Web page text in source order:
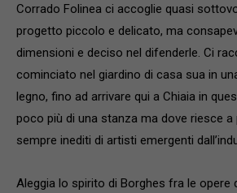
Corrado Folinea ci accoglie quasi
progetto piccolo e delicato, ma
dimensioni e deciso nel difenderle. Ci
cominciato nel giardino di casa sua in
legno, fino ad arrivare qui a Chiaia in
poco più di una stanza ma dove riesce
sempre inediti di artisti emergenti
Aleggia lo spirito di Borghes fra le opere